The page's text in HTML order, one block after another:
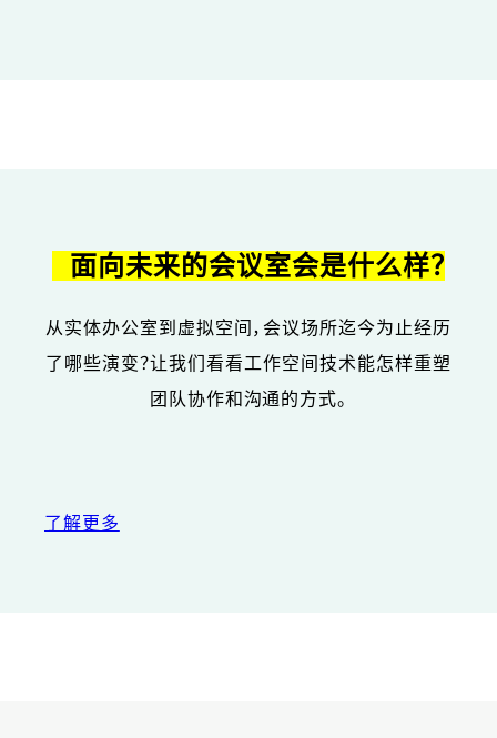
面向未来的会议室会是什么样？
从实体办公室到虚拟空间，会议场所迄今为止经历
了哪些演变？让我们看看工作空间技术能怎样重塑
团队协作和沟通的方式。
了解更多